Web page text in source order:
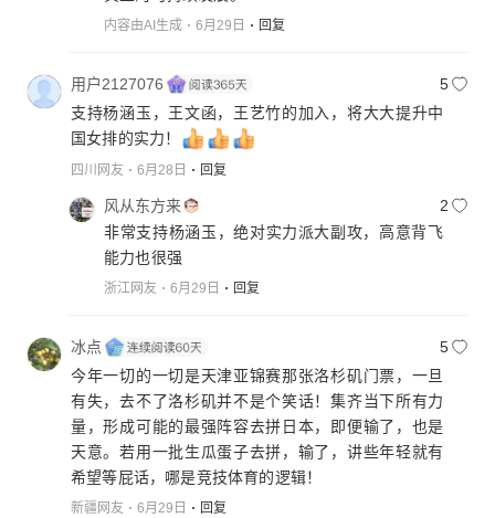
内容由AI生成 6月29日 回复
用户2127076
5
支持杨涵玉，王文函，王艺竹的加入，将大大提升中
国女排的实力！
四川网友 6月28日 回复
风从东方来
2
非常支持杨涵玉，绝对实力派大副攻，高意背飞
能力也很强
浙江网友 6月29日 回复
冰点
5
今年一切的一切是天津亚锦赛那张洛杉矶门票，一旦
有失，去不了洛杉矶并不是个笑话！集齐当下所有力
量，形成可能的最强阵容去拼日本，即便输了，也是
天意。若用一批生瓜蛋子去拼，输了，讲些年轻就有
希望等屁话，哪是竞技体育的逻辑！
新疆网友 6月29日 回复